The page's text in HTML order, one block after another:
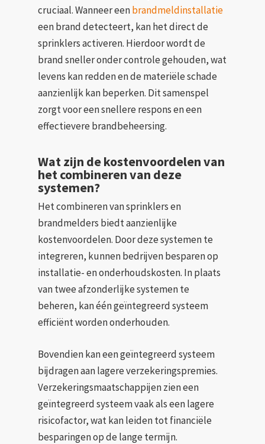
cruciaal. Wanneer eenbrandmeldinstallatie
een brand detecteert, kan het direct de
sprinklers activeren. Hierdoor wordt de
brand sneller onder controle gehouden, wat
levens kan redden en de materiële schade
aanzienlijk kan beperken. Dit samenspel
zorgt voor een snellere respons en een
effectievere brandbeheersing.
Wat zijn de kostenvoordelen van
het combineren van deze
systemen?
Het combineren van sprinklers en
brandmelders biedt aanzienlijke
kostenvoordelen. Door deze systemen te
integreren, kunnen bedrijven besparen op
installatie- en onderhoudskosten. In plaats
van twee afzonderlijke systemen te
beheren, kan één geïntegreerd systeem
efficiënt worden onderhouden.
Bovendien kan een geïntegreerd systeem
bijdragen aan lagere verzekeringspremies.
Verzekeringsmaatschappijen zien een
geïntegreerd systeem vaak als een lagere
risicofactor, wat kan leiden tot financiële
besparingen op de lange termijn.